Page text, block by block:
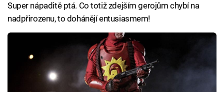
Super nápaditě ptá. Co totiž zdejším gerojům chybí na
nadpřirozenu, to dohánějí entusiasmem!